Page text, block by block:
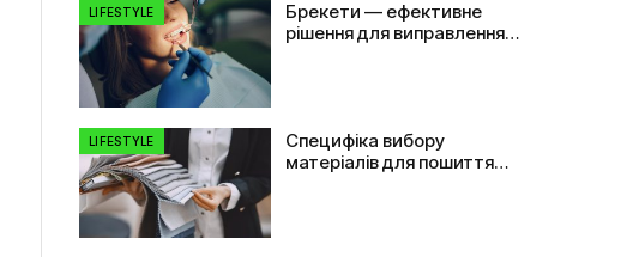
LIFESTYLE
Брекети — ефективне
рішення для виправлення
LIFESTYLE
Специфіка вибору
матеріалів для пошиття